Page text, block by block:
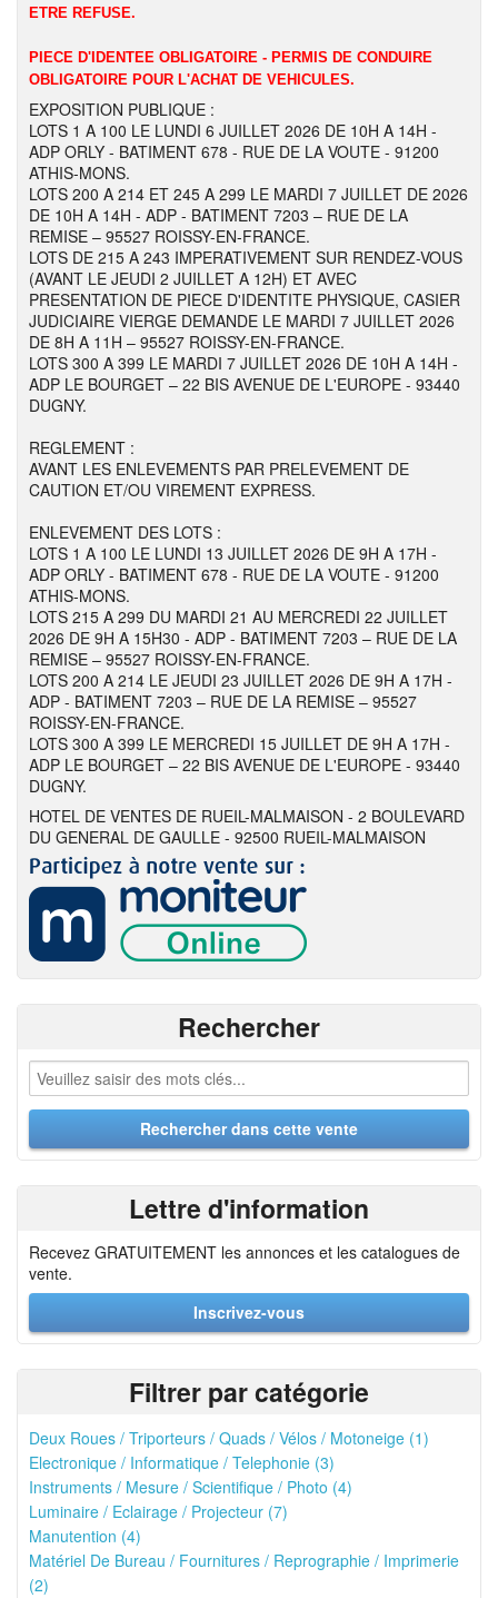
ETRE REFUSE.
PIECE D'IDENTEE OBLIGATOIRE - PERMIS DE CONDUIRE
OBLIGATOIRE POUR L'ACHAT DE VEHICULES.
EXPOSITION PUBLIQUE :
LOTS 1 A 100 LE LUNDI 6 JUILLET 2026 DE 10H A 14H -
ADP ORLY - BATIMENT 678 - RUE DE LA VOUTE - 91200
ATHIS-MONS.
LOTS 200 A 214 ET 245 A 299 LE MARDI 7 JUILLET DE 2026
DE 10H A 14H - ADP - BATIMENT 7203 – RUE DE LA
REMISE – 95527 ROISSY-EN-FRANCE.
LOTS DE 215 A 243 IMPERATIVEMENT SUR RENDEZ-VOUS
(AVANT LE JEUDI 2 JUILLET A 12H) ET AVEC
PRESENTATION DE PIECE D'IDENTITE PHYSIQUE, CASIER
JUDICIAIRE VIERGE DEMANDE LE MARDI 7 JUILLET 2026
DE 8H A 11H – 95527 ROISSY-EN-FRANCE.
LOTS 300 A 399 LE MARDI 7 JUILLET 2026 DE 10H A 14H -
ADP LE BOURGET – 22 BIS AVENUE DE L'EUROPE - 93440
DUGNY.
REGLEMENT :
AVANT LES ENLEVEMENTS PAR PRELEVEMENT DE
CAUTION ET/OU VIREMENT EXPRESS.
ENLEVEMENT DES LOTS :
LOTS 1 A 100 LE LUNDI 13 JUILLET 2026 DE 9H A 17H -
ADP ORLY - BATIMENT 678 - RUE DE LA VOUTE - 91200
ATHIS-MONS.
LOTS 215 A 299 DU MARDI 21 AU MERCREDI 22 JUILLET
2026 DE 9H A 15H30 - ADP - BATIMENT 7203 – RUE DE LA
REMISE – 95527 ROISSY-EN-FRANCE.
LOTS 200 A 214 LE JEUDI 23 JUILLET 2026 DE 9H A 17H -
ADP - BATIMENT 7203 – RUE DE LA REMISE – 95527
ROISSY-EN-FRANCE.
LOTS 300 A 399 LE MERCREDI 15 JUILLET DE 9H A 17H -
ADP LE BOURGET – 22 BIS AVENUE DE L'EUROPE - 93440
DUGNY.
HOTEL DE VENTES DE RUEIL-MALMAISON - 2 BOULEVARD
DU GENERAL DE GAULLE - 92500 RUEIL-MALMAISON
Rechercher
Lettre d'information
Recevez GRATUITEMENT les annonces et les catalogues de
vente.
Inscrivez-vous
Filtrer par catégorie
Deux Roues / Triporteurs / Quads / Vélos / Motoneige (1)
Electronique / Informatique / Telephonie (3)
Instruments / Mesure / Scientifique / Photo (4)
Luminaire / Eclairage / Projecteur (7)
Manutention (4)
Matériel De Bureau / Fournitures / Reprographie / Imprimerie
(2)